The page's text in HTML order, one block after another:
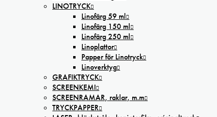
LINOTRYCK
Linofärg 59 ml
Linofärg 150 ml
Linofärg 250 ml
Linoplattor
Papper för Linotryck
Linoverktyg
GRAFIKTRYCK
SCREENKEMI
SCREENRAMAR, raklar, m.m
TRYCKPAPPER